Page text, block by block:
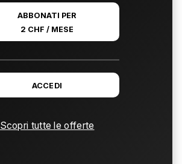
ABBONATI PER
2 CHF / MESE
ACCEDI
Scopri tutte le offerte